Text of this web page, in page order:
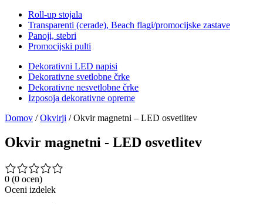
Roll-up stojala
Transparenti (cerade), Beach flagi/promocijske zastave
Panoji, stebri
Promocijski pulti
Dekorativni LED napisi
Dekorativne svetlobne črke
Dekorativne nesvetlobne črke
Izposoja dekorativne opreme
Domov /Okvirji / Okvir magnetni – LED osvetlitev
Okvir magnetni - LED osvetlitev
0 (0 ocen)
Oceni izdelek